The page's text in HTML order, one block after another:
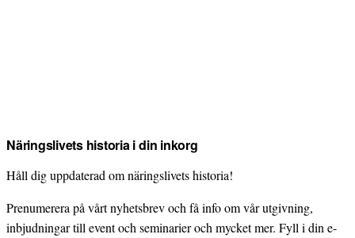
Näringslivets historia i din inkorg
Håll dig uppdaterad om näringslivets historia!
Prenumerera på vårt nyhetsbrev och få info om vår utgivning,
inbjudningar till event och seminarier och mycket mer. Fyll i din e-